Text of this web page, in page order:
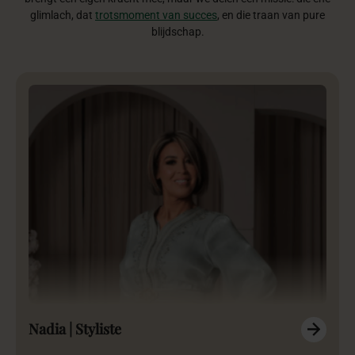
glimlach, dat trotsmoment van succes, en die traan van pure
blijdschap.
Nadia | Styliste